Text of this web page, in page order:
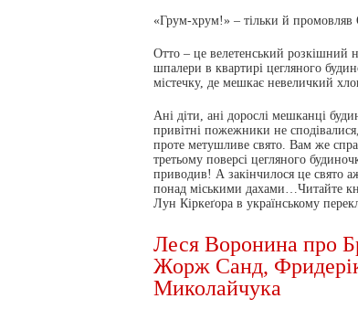
«Грум-хрум!» – тільки й
Отто – це велетенський розкішний
шпалери в квартирі цегляного
містечку, де мешкає невеличкий
Ані діти, ані дорослі мешканці
привітні пожежники не
проте метушливе свято. Вам же
третьому поверсі цегляного
приводив! А закінчилося це свято
понад міськими дахами…Читайте
Лун Кіркеґора в українському
Леся Воронина про
Жорж Санд,
Миколайчука